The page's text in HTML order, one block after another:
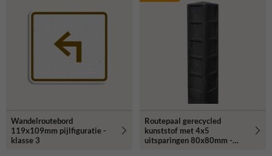
Wandelroutebord
119x109mm pijlfiguratie -
klasse 3
Routepaal gerecycled
kunststof met 4x5
uitsparingen 80x80mm -